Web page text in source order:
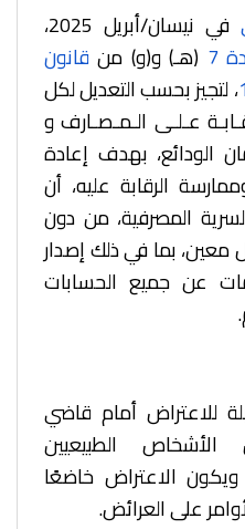
في نيسان/أبريل 2025،
7 (هـ) و(و) من قانون
، لتجيز بحسب التعديل لكل
عـلـى الـمـصـارف و
الودائع، بهدف إعادة
الرقابة عليه، أن
المصرفية، من دون
بما في ذلك إصدار
عن جميع الحسابات
للاعتراض أمام قاضي
الطبيعيين
ويكون الاعتراض خاضعًا
على العرائض.